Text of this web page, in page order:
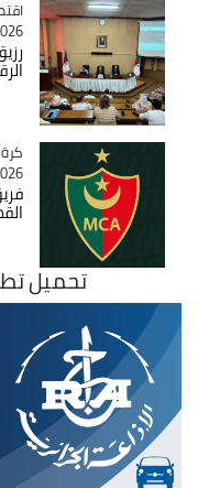
اقتصاد
17:06
كرة
19:05
تحميل